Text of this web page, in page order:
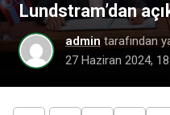
Lundstram’dan
admin tarafından
27 Haziran 2024,